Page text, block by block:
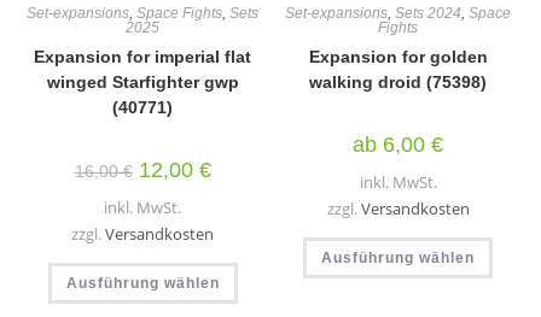
Set-expansions,Space Fights,Sets
2025
Expansion for imperial flat
winged Starfighter gwp
(40771)
16,00€ Ursprünglicher
Preis
war:
16,00 €
12,00 €Aktueller
Preis
inkl. MwSt.
zzgl.Versandkosten
Ausführung wählen
Dieses
weist
Set-expansions,Sets 2024,Space
Fights
Expansion for golden
walking droid (75398)
ab 6,00€
inkl. MwSt.
zzgl.Versandkosten
Ausführung wählen
weist